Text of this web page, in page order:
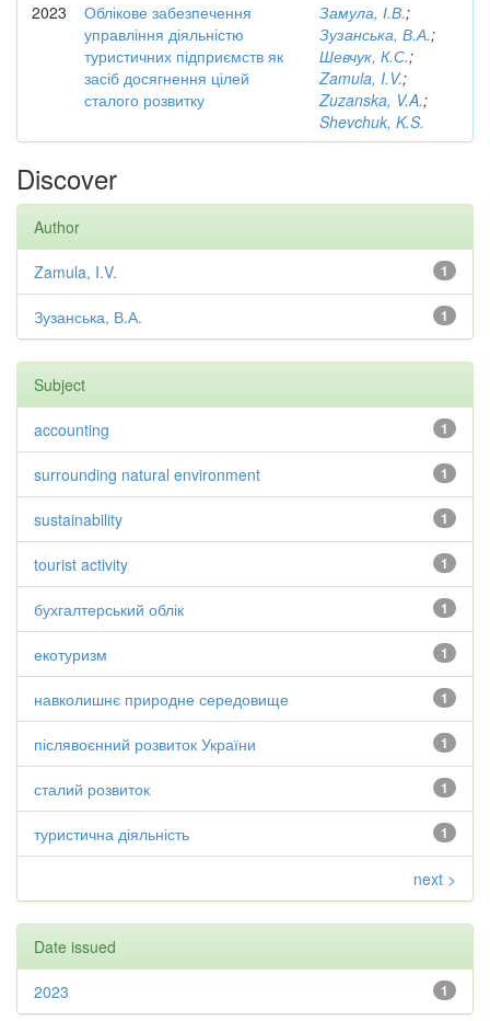
2023
Облікове забезпечення
управління діяльністю
туристичних підприємств як
засіб досягнення цілей
сталого розвитку
Замула, І.В.;
Зузанська, В.А.;
Шевчук, К.С.;
Zamula, I.V.;
Zuzanska, V.A.;
Shevchuk, K.S.
Discover
Author
1
Zamula, I.V.
1
Зузанська, В.А.
Subject
1
accounting
1
surrounding natural environment
1
sustainability
1
tourist activity
1
бухгалтерський облік
1
екотуризм
1
навколишнє природне середовище
1
післявоєнний розвиток України
1
сталий розвиток
1
туристична діяльність
next >
Date issued
1
2023